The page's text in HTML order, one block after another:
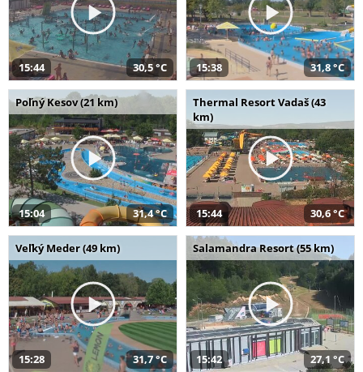
15:44 30,5 °C 15:38 31,8 °C
Poľný Kesov (21 km)
15:04 31,4 °C
Thermal Resort Vadaš (43
km)
15:44 30,6 °C
Veľký Meder (49 km)
15:28 31,7 °C
Salamandra Resort (55 km)
15:42 27,1 °C